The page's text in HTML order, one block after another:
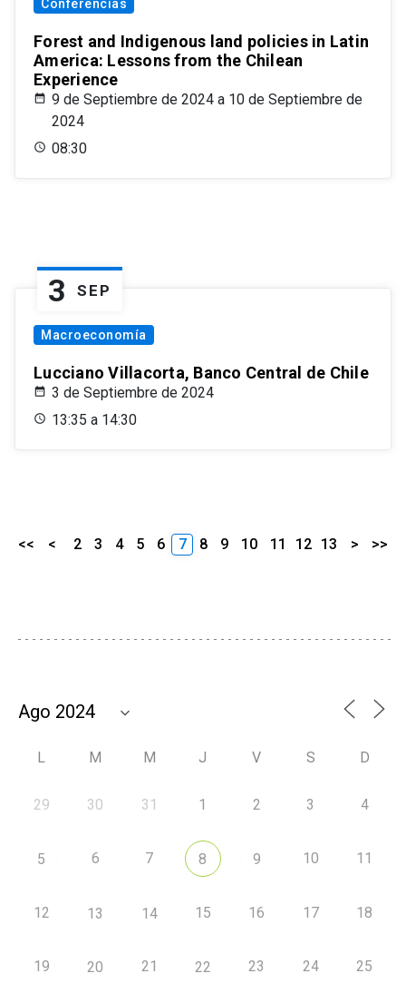
Conferencias
Forest and Indigenous land policies in Latin
America: Lessons from the Chilean
Experience
9 de Septiembre de 2024 a 10 de Septiembre de
2024
08:30
3 SEP
Macroeconomía
Lucciano Villacorta, Banco Central de Chile
3 de Septiembre de 2024
13:35 a 14:30
<< < 2 3 4 5 6 7 8 9 10 11 12 13 > >>
L M M J V S D
29 30 31 1 2 3 4
5 6 7 8 9 10 11
12 13 14 15 16 17 18
19 20 21 22 23 24 25